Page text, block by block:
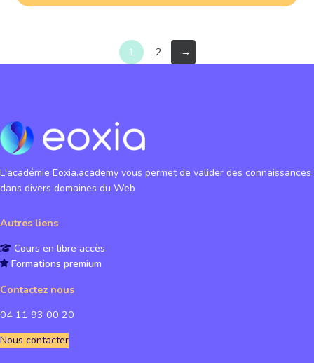
1 2 →
L'académie Eoxia.academy vous permet de valider des connaissances
dans divers domaines du Web
Autres liens
Cours en libre accès
Formations premium
Contactez nous
04 11 93 00 20
Nous contacter